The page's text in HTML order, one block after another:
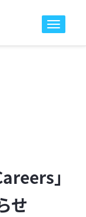
toggle
」
せ